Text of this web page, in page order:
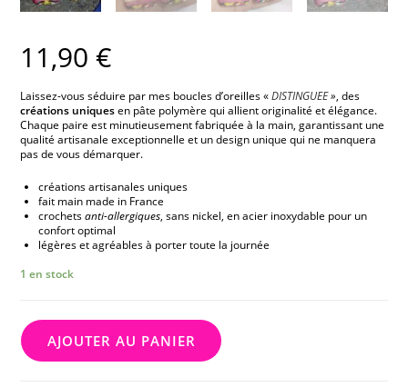
11,90 €
Laissez-vous séduire par mes boucles d’oreilles «DISTINGUEE», des
créations uniquesen pâte polymère qui allient originalité et élégance.
Chaque paire est minutieusement fabriquée à la main, garantissant une
qualité artisanale exceptionnelle et un design unique qui ne manquera
pas de vous démarquer.
créations artisanales uniques
fait main made in France
crochetsanti-allergiques, sans nickel, en acier inoxydable pour un
confort optimal
légères et agréables à porter toute la journée
1 en stock
AJOUTER AU PANIER